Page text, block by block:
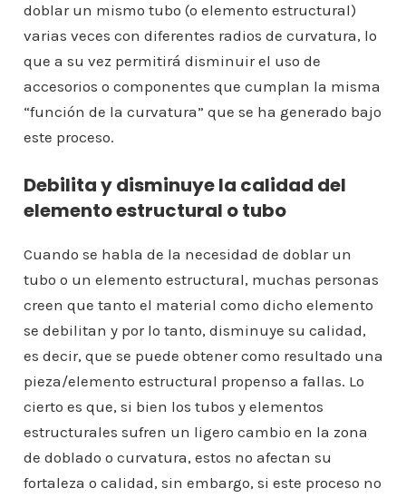
doblar un mismo tubo (o elemento estructural)
varias veces con diferentes radios de curvatura, lo
que a su vez permitirá disminuir el uso de
accesorios o componentes que cumplan la misma
“función de la curvatura” que se ha generado bajo
este proceso.
Debilita y disminuye la calidad del
elemento estructural o tubo
Cuando se habla de la necesidad de doblar un
tubo o un elemento estructural, muchas personas
creen que tanto el material como dicho elemento
se debilitan y por lo tanto, disminuye su calidad,
es decir, que se puede obtener como resultado una
pieza/elemento estructural propenso a fallas. Lo
cierto es que, si bien los tubos y elementos
estructurales sufren un ligero cambio en la zona
de doblado o curvatura, estos no afectan su
fortaleza o calidad, sin embargo, si este proceso no